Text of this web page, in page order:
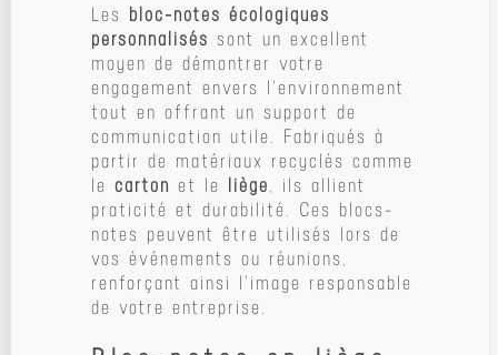
Les bloc-notes écologiques
personnalisés sont un excellent
moyen de démontrer votre
engagement envers l'environnement
tout en offrant un support de
communication utile. Fabriqués à
partir de matériaux recyclés comme
le carton et le liège, ils allient
praticité et durabilité. Ces blocs-
notes peuvent être utilisés lors de
vos événements ou réunions,
renforçant ainsi l'image responsable
de votre entreprise.